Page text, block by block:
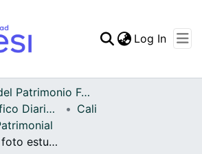
Statistics
Log In
Archivo del Patrimonio Fotográfico y Fílmico del Valle del Cauca
Fondo Fotográfico Diario Occidente
Cali
Realización de foto estudio en las zonas verdes del Museo de Arte La Tertulia